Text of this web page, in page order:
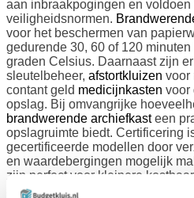
aan inbraakpogingen en
veiligheidsnormen.
voor het beschermen van
gedurende 30, 60 of 120
graden Celsius. Daarnaast zijn er
sleutelbeheer, afstortkluizen voor
contant geld medicijnkasten voor
opslag. Bij omvangrijke
brandwerende archiefkasteen
opslagruimte biedt. Certificering
gecertificeerde modellen door
en waardebergingen mogelijk
zijn perfect voor kleinere
safes geschikt zijn voor